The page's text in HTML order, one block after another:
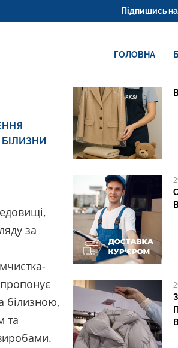
Підпишись на нас
ГОЛОВНА
СПЕЦОДЯГУ
за
білизною,
та